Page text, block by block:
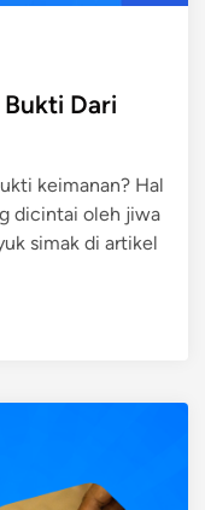
Dari
keimanan? Hal
dicintai oleh jiwa
simak di artikel